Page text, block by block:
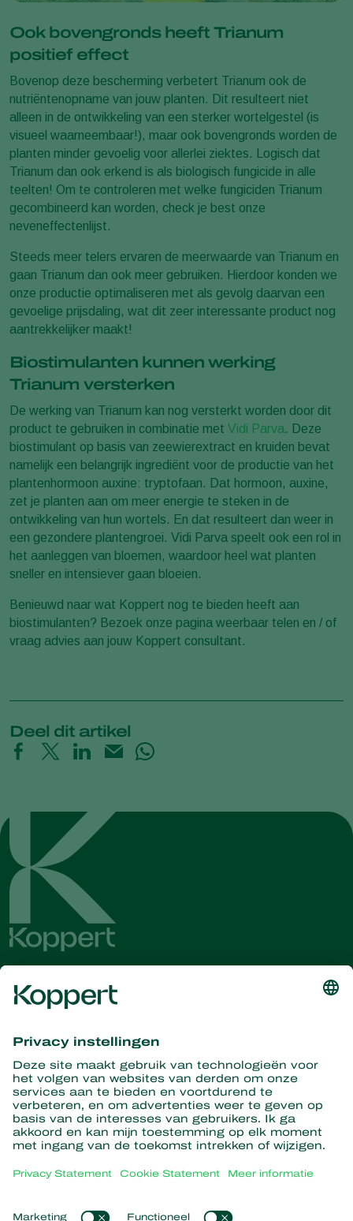
Ook bovengronds heeft Trianum
positief effect
Bovenop deze bescherming verbetert Trianum ook de
nutriëntenopname van jouw planten. Dit resulteert niet
alleen in de ontwikkeling van een sterker wortelgestel (is
visueel waarneembaar!), maar ook bovengronds worden de
planten minder gevoelig voor allerlei ziektes. Logisch dat
Trianum dan ook erkend is als biologisch fungicide in alle
teelten! Om te controleren met welke fungiciden Trianum
gecombineerd kan worden, check je best onze
neveneffectenlijst.
Steeds meer telers ervaren de meerwaarde van Trianum en
gaan Trianum dan ook meer gebruiken. Hierdoor konden we
onze productie optimaliseren met als gevolg daarvan een
gevoelige prijsdaling, wat dit zeer interessante product nog
aantrekkelijker maakt!
Biostimulanten kunnen werking
Trianum versterken
De werking van Trianum kan nog versterkt worden door dit
product te gebruiken in combinatie met Vidi Parva. Deze
biostimulant op basis van zeewierextract en kruiden bevat
namelijk een belangrijk ingrediënt voor de productie van het
plantenhormoon auxine: tryptofaan. Dat hormoon, auxine,
zet je planten aan om meer energie te steken in de
ontwikkeling van hun wortels. En dat resulteert dan weer in
een gezondere plantengroei. Vidi Parva speelt ook een rol in
het aanleggen van bloemen, waardoor heel wat planten
sneller en intensiever gaan bloeien.
Benieuwd naar wat Koppert nog te bieden heeft aan
biostimulanten? Bezoek onze pagina weerbaar telen en / of
vraag advies aan jouw Koppert consultant.
Deel dit artikel
Ontvang het laatste nieuws en
informatie
Hier aanmelden
Partners with Nature
Roofmijten
Roofinsecten
Nuttige nematoden
Populaire links